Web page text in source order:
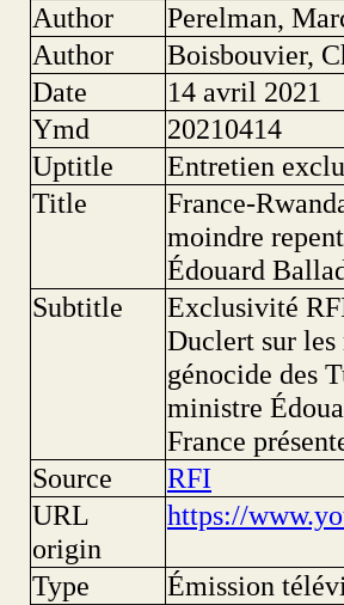
Author
Perelman,
Author
Boisbouvier,
Date
14 avril 2021
Ymd
20210414
Uptitle
Entretien
Title
France-
moindre
Édouard
Subtitle
Exclusivité
Duclert sur les
génocide des
ministre
France
Source
RFI
URL
origin
https://
Type
Émission